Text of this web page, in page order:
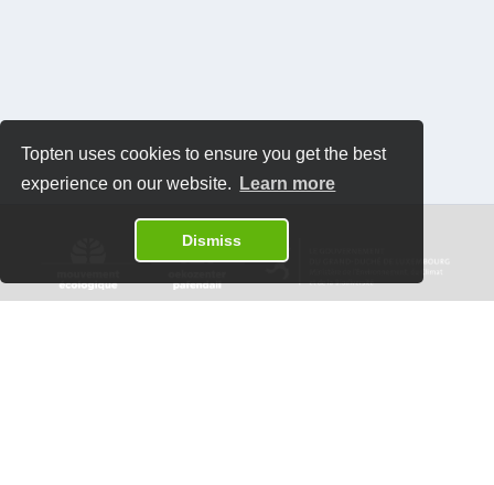
Topten uses cookies to ensure you get the best
experience on our website.
Learn more
Dismiss